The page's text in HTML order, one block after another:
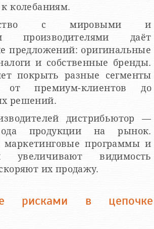
колебаниям.
с мировыми и
производителями даёт
предложений: оригинальные
и собственные бренды.
покрыть разные сегменты
премиум-клиентов до
решений.
дистрибьютор —
продукции на рынок.
маркетинговые программы и
увеличивают видимость
их продажу.
рисками в цепочке